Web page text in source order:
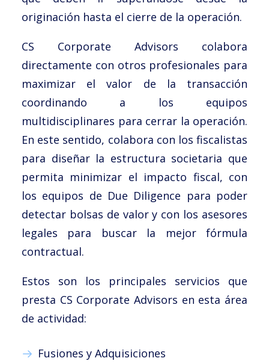
originación hasta el cierre de la operación.
CS Corporate Advisors colabora
directamente con otros profesionales para
maximizar el valor de la transacción
coordinando a los equipos
multidisciplinares para cerrar la operación.
En este sentido, colabora con los fiscalistas
para diseñar la estructura societaria que
permita minimizar el impacto fiscal, con
los equipos de Due Diligence para poder
detectar bolsas de valor y con los asesores
legales para buscar la mejor fórmula
contractual.
Estos son los principales servicios que
presta CS Corporate Advisors en esta área
de actividad:
Fusiones y Adquisiciones